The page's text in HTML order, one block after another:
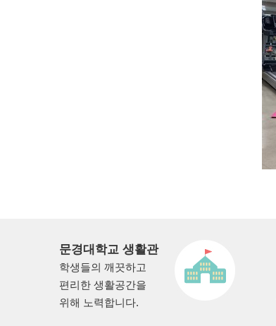
문경대학교 생활관
학생들의 깨끗하고
편리한 생활공간을
위해 노력합니다.